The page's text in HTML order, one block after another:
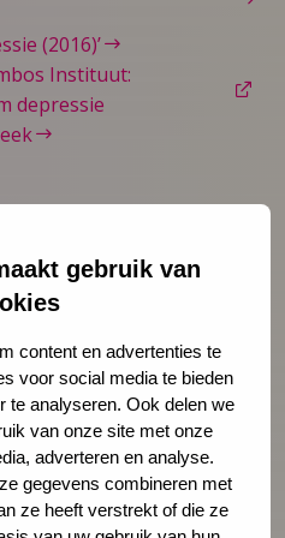
gebruik van
content en advertenties te
voor social media te bieden
te analyseren. Ook delen we
van onze site met onze
adverteren en analyse.
gegevens combineren met
ze heeft verstrekt of die ze
(2016)’
Instituut:
depressie